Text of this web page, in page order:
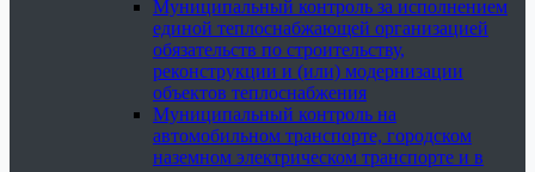
Муниципальный контроль за исполнением
единой теплоснабжающей организацией
обязательств по строительству,
реконструкции и (или) модернизации
объектов теплоснабжения
Муниципальный контроль на
автомобильном транспорте, городском
наземном электрическом транспорте и в